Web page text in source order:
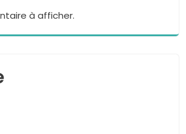
à afficher.